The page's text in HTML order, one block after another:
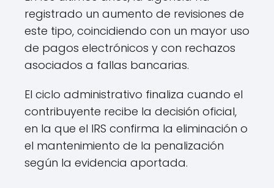
registrado un aumento de revisiones de
este tipo, coincidiendo con un mayor uso
de pagos electrónicos y con rechazos
asociados a fallas bancarias.
El ciclo administrativo finaliza cuando el
contribuyente recibe la decisión oficial,
en la que el IRS confirma la eliminación o
el mantenimiento de la penalización
según la evidencia aportada.